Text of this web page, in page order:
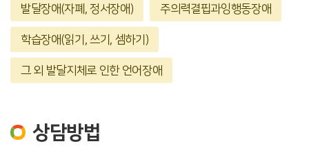
발달장애(자폐, 정서장애) 주의력결핍과잉행동장애
학습장애(읽기, 쓰기, 셈하기)
그 외 발달지체로 인한 언어장애
상담방법